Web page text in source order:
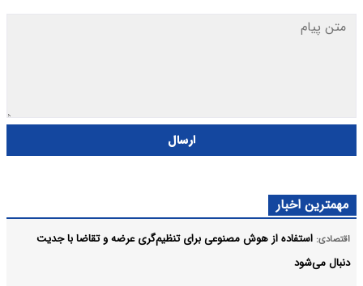
ارسال
مهمترین اخبار
اقتصادی: استفاده از هوش مصنوعی برای تنظیم‌گری عرضه و تقاضا با جدیت
دنبال می‌شود